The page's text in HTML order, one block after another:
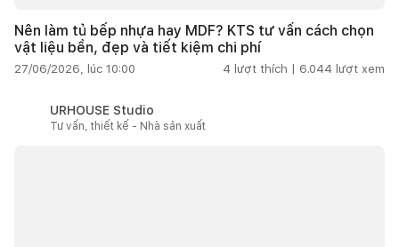
Nên làm tủ bếp nhựa hay MDF? KTS tư vấn cách chọn
vật liệu bền, đẹp và tiết kiệm chi phí
27/06/2026, lúc 10:00 4 lượt thích | 6.044 lượt xem
URHOUSE Studio
Tư vấn, thiết kế - Nhà sản xuất